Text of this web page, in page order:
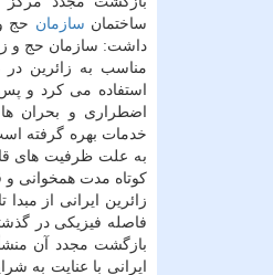
ساختمان سازمان حج
داشت: سازمان حج و
مناسب به زائرین
استفاده می کرد و
اضطراری و بحران
خدمات بهره گرفته
به علت ظرفیت های
کوتاه مدت همخوانی
زائرین ایرانی از
فاصله فیزیکی در
بازگشت مجدد آن
ایرانی با عنایت